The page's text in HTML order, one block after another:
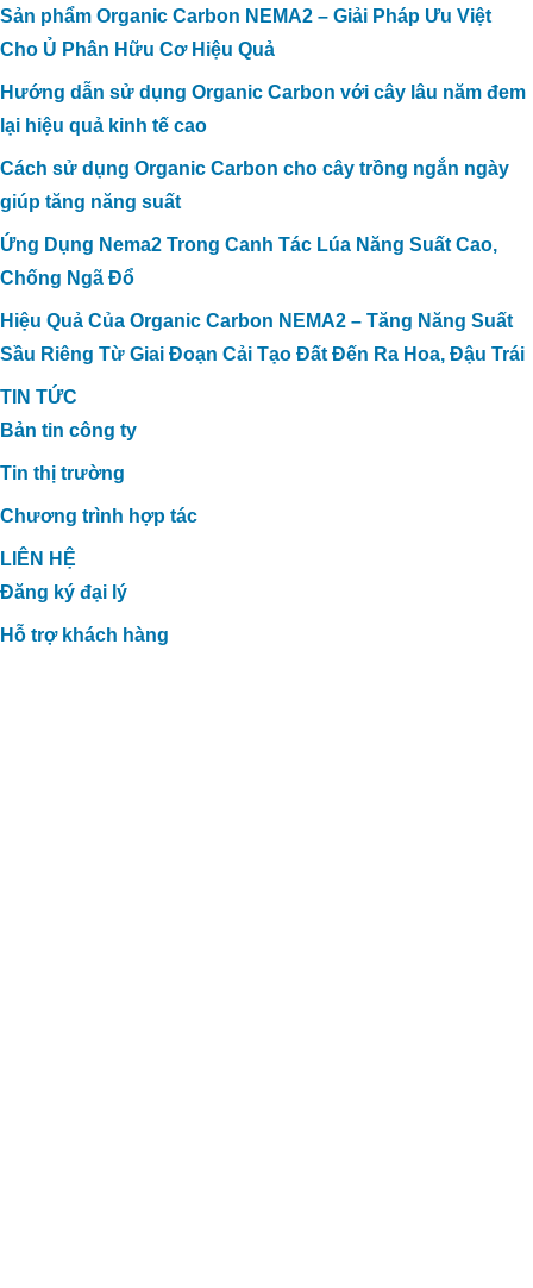
CÔNG NGHỆ CARBON HỮU CƠ XỬ
LÝ TRIỆT ĐỂ MÙI HÔI TRONG CHĂN
TĨNH
Sản phẩm Organic Carbon NEMA2 – Giải Pháp Ưu Việt
Cho Ủ Phân Hữu Cơ Hiệu Quả
Hướng dẫn sử dụng Organic Carbon với cây lâu năm đem
lại hiệu quả kinh tế cao
Cách sử dụng Organic Carbon cho cây trồng ngắn ngày
giúp tăng năng suất
Ứng Dụng Nema2 Trong Canh Tác Lúa Năng Suất Cao,
Chống Ngã Đổ
Hiệu Quả Của Organic Carbon NEMA2 – Tăng Năng Suất
Sầu Riêng Từ Giai Đoạn Cải Tạo Đất Đến Ra Hoa, Đậu Trái
TIN TỨC
Bản tin công ty
Tin thị trường
Chương trình hợp tác
LIÊN HỆ
Đăng ký đại lý
Hỗ trợ khách hàng